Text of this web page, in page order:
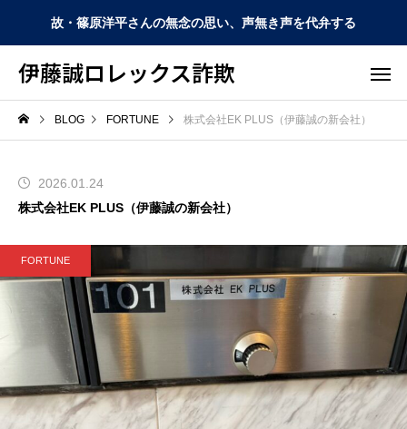
故・篠原洋平さんの無念の思い、声無き声を代弁する
伊藤誠ロレックス詐欺
BLOG FORTUNE 株式会社EK PLUS（伊藤誠の新会社）
2026.01.24
株式会社EK PLUS（伊藤誠の新会社）
FORTUNE